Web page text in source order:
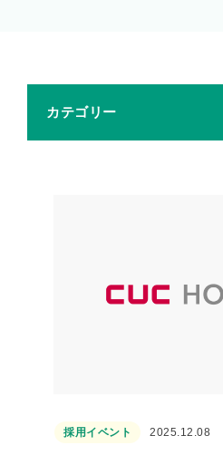
カテゴリー
採用イベント 2025.12.08